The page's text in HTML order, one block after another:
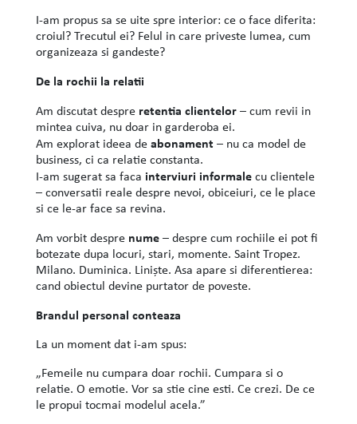
I-am propus sa se uite spre interior: ce o face diferita:
croiul? Trecutul ei? Felul in care priveste lumea, cum
organizeaza si gandeste?
De la rochii la relatii
Am discutat despre retentia clientelor– cum revii in
mintea cuiva, nu doar in garderoba ei.
Am explorat ideea deabonament – nu ca model de
business, ci ca relatie constanta.
I-am sugerat sa faca interviuri informalecu clientele
– conversatii reale despre nevoi, obiceiuri, ce le place
si ce le-ar face sa revina.
Am vorbit despre nume– despre cum rochiile ei pot fi
botezate dupa locuri, stari, momente. Saint Tropez.
Milano. Duminica. Liniște. Asa apare si diferentierea:
cand obiectul devine purtator de poveste.
Brandul personal conteaza
La un moment dat i-am spus:
„Femeile nu cumpara doar rochii. Cumpara si o
relatie. O emotie. Vor sa stie cine esti. Ce crezi. De ce
le propui tocmai modelul acela.”